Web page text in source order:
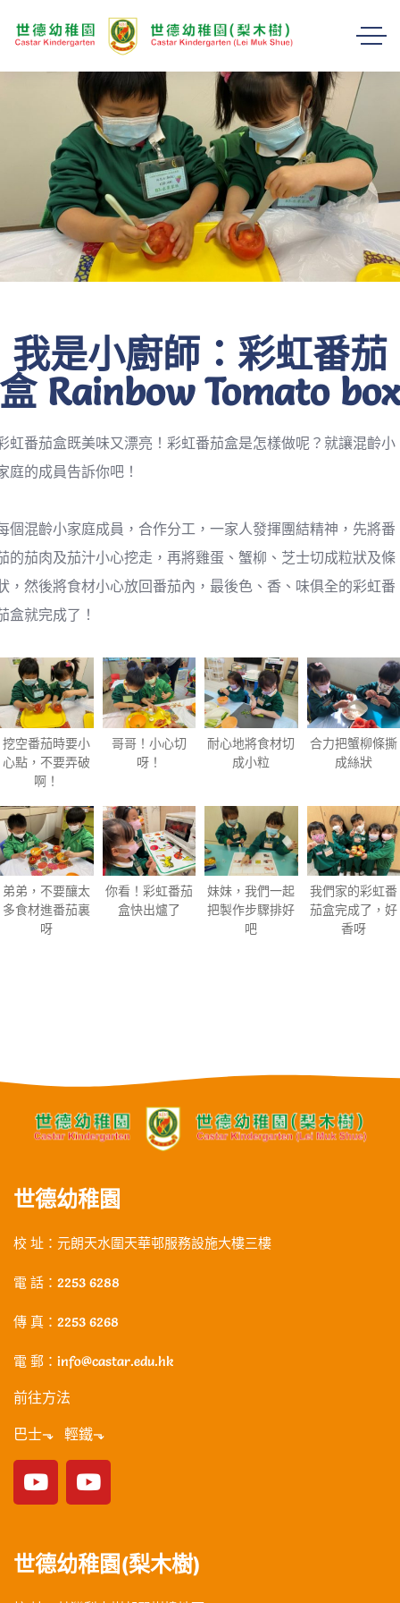
我是小廚師：彩虹番茄
盒 Rainbow Tomato box
虹番茄盒既美味又漂亮！彩虹番茄盒是怎樣做呢？就讓混齡小
庭的成員告訴你吧！
個混齡小家庭成員，合作分工，一家人發揮團結精神，先將番
的茄肉及茄汁小心挖走，再將雞蛋、蟹柳、芝士切成粒狀及條
，然後將食材小心放回番茄內，最後色、香、味俱全的彩虹番
盒就完成了！
挖空番茄時要小
心點，不要弄破
啊！
哥哥！小心切
呀！
耐心地將食材切
成小粒
合力把蟹柳條撕
成絲狀
弟弟，不要釀太
多食材進番茄裏
呀
你看！彩虹番茄
盒快出爐了
妹妹，我們一起
把製作步驟排好
吧
我們家的彩虹番
茄盒完成了，好
香呀
世德幼稚園
校 址：元朗天水圍天華邨服務設施大樓三樓
電 話：2253 6288
傳 真：2253 6268
電 郵：info@castar.edu.hk
前往方法
巴士⬎ 輕鐵⬎
世德幼稚園(梨木樹)